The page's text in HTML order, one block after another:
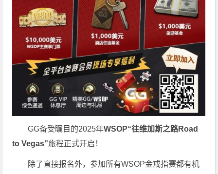
GG备受瞩目的2025年WSOP“往维加斯之路Road
to Vegas”旅程正式开启！
除了直接报名外，参加所有WSOP金戒指赛都有机